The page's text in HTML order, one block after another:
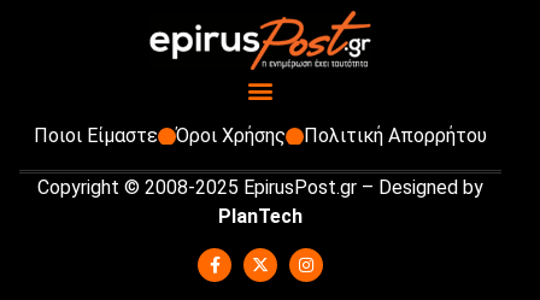
Ποιοι Είμαστε Όροι Χρήσης Πολιτική Απορρήτου
Copyright © 2008-2025 EpirusPost.gr – Designed by
PlanTech